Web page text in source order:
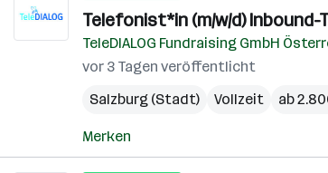
Telefonist*in (m/w/d)
TeleDIALOG Fundraising GmbH
vor 3 Tagen veröffentlicht
Salzburg (Stadt)
Vollzeit ab
Merken